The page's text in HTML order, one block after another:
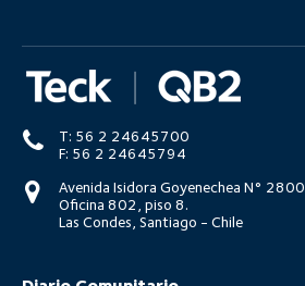
T: 56 2 24645700
F: 56 2 24645794
Avenida Isidora Goyenechea N° 2800,
Oficina 802, piso 8.
Las Condes, Santiago - Chile